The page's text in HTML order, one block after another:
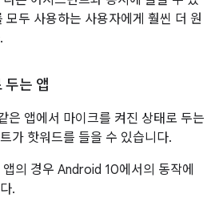
모두 사용하는 사용자에게 훨씬 더 원
두는 앱
은 앱에서 마이크를 켜진 상태로 두는
가 핫워드를 들을 수 있습니다.
의 경우 Android 10에서의 동작에
.